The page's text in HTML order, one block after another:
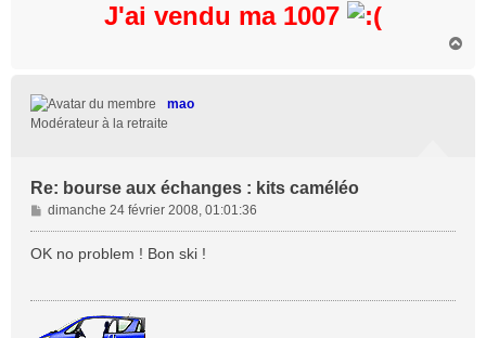
J'ai vendu ma 1007
mao
Modérateur à la retraite
Re: bourse aux échanges : kits caméléo
M
e
s
dimanche 24 février 2008, 01:01:36
OK no problem ! Bon ski !